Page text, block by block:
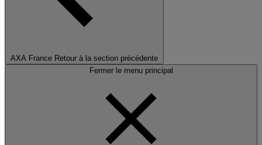
AXA France Retour à la section précédente
Fermer le menu principal